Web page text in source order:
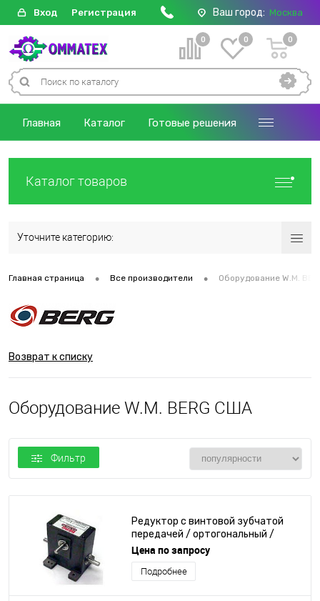
Вход Регистрация Ваш город: Москва
0 0 0
Главная Каталог Готовые решения
Каталог товаров
Уточните категорию:
Главная страница • Все производители • Оборудование W.M.
Возврат к списку
Оборудование W.M. BERG США
Фильтр
Редуктор с винтовой зубчатой
передачей / ортогональный /
промышленный
Цена по запросу
Подробнее